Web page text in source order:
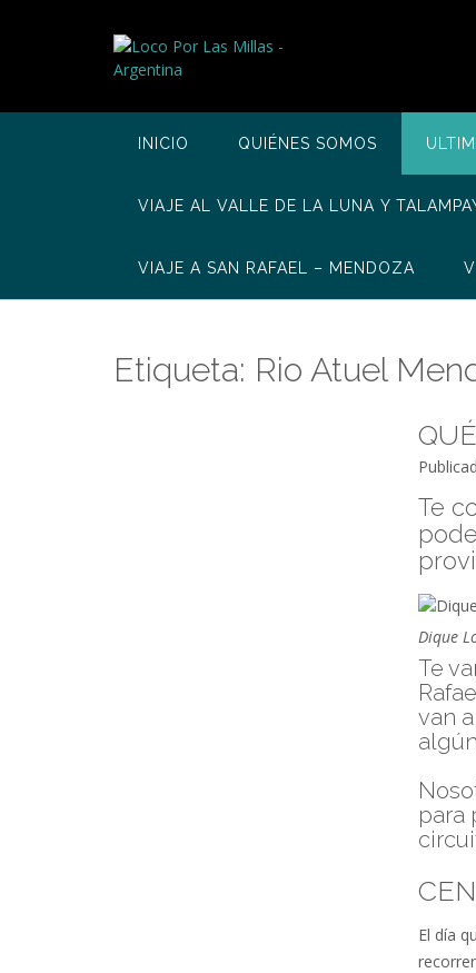
INICIO QUIÉNES SOMOS
VIAJE AL VALLE DE LA LUNA Y
VIAJE A SAN RAFAEL – MENDOZA
Etiqueta: Rio Atuel
Te
Dique
Te
van
para
El día